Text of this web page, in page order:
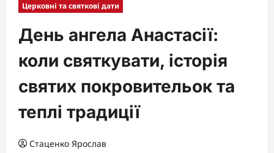
Церковні та святкові дати
День ангела Анастасії:
коли святкувати, історія
святих покровительок та
теплі традиції
Стаценко Ярослав